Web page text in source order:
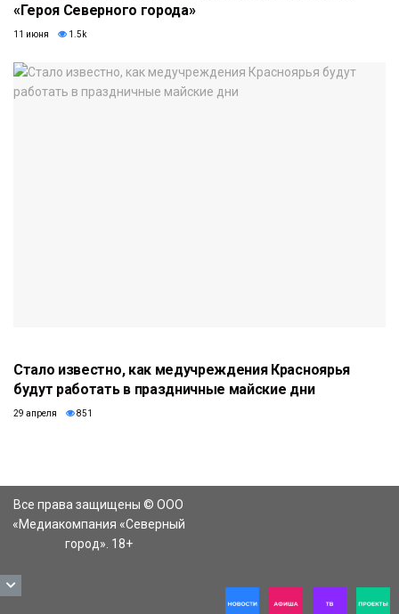
«Героя Северного города»
11 июня 1.5k
Стало известно, как медучреждения Красноярья
будут работать в праздничные майские дни
29 апреля 851
Все права защищены © ООО
«Медиакомпания «Северный
город». 18+